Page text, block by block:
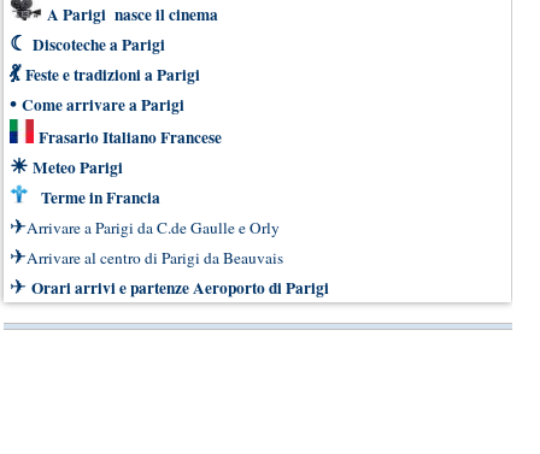
A Parigi nasce il cinema
☾ Discoteche a Parigi
💃 Feste e tradizioni a Parigi
• Come arrivare a Parigi
Frasario Italiano Francese
☀ Meteo Parigi
Terme in Francia
✈Arrivare a Parigi da C.de Gaulle e Orly
✈Arrivare al centro di Parigi da Beauvais
✈ Orari arrivi e partenze Aeroporto di Parigi